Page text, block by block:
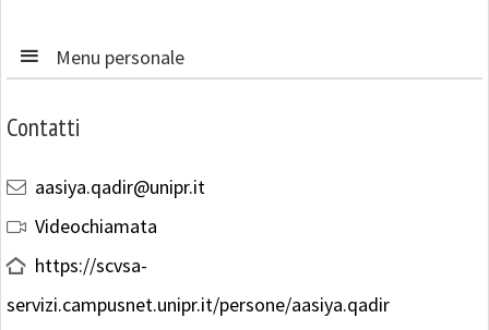
Menu personale
Contatti
aasiya.qadir@unipr.it
Videochiamata
https://scvsa-
servizi.campusnet.unipr.it/persone/aasiya.qadir